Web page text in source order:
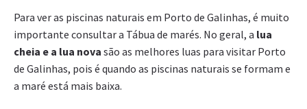
Para ver as piscinas naturais em Porto de Galinhas, é muito
importante consultar a Tábua de marés. No geral, a lua
cheia e a lua nova são as melhores luas para visitar Porto
de Galinhas, pois é quando as piscinas naturais se formam e
a maré está mais baixa.